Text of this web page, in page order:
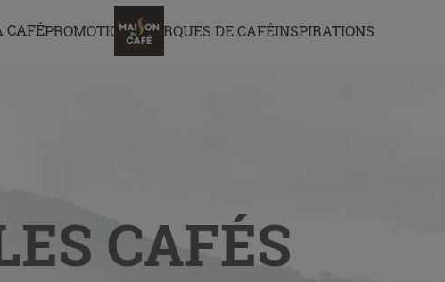
CAFÉPROMOTIONSMARQUES DE CAFÉINSPIRATIONS
CAFÉS